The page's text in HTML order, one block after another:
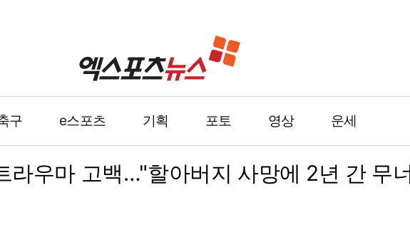
구 e스포츠 기획 포토 영상 운세
라우마 고백…"할아버지 사망에 2년 간 무